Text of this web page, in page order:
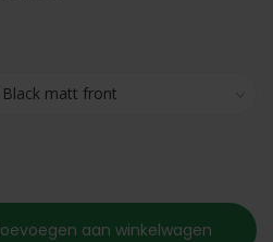
aan winkelwagen